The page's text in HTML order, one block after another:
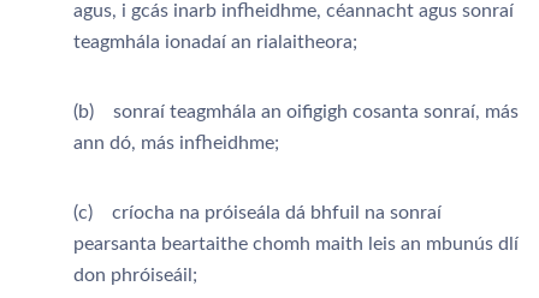
agus, i gcás inarb infheidhme, céannacht agus sonraí
teagmhála ionadaí an rialaitheora;
(b) sonraí teagmhála an oifigigh cosanta sonraí, más
ann dó, más infheidhme;
(c) críocha na próiseála dá bhfuil na sonraí
pearsanta beartaithe chomh maith leis an mbunús dlí
don phróiseáil;